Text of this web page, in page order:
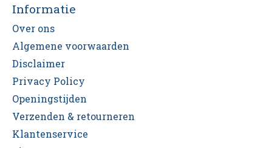
Informatie
Over ons
Algemene voorwaarden
Disclaimer
Privacy Policy
Openingstijden
Verzenden & retourneren
Klantenservice